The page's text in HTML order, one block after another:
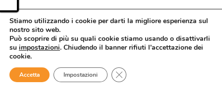
Stiamo utilizzando i cookie per darti la migliore esperienza sul
nostro sito web.
Può scoprire di più su quali cookie stiamo usando o disattivarli
su impostazioni. Chiudendo il banner rifiuti l'accettazione dei
cookie.
Accetta Impostazioni Close GDPR Cookie Banner